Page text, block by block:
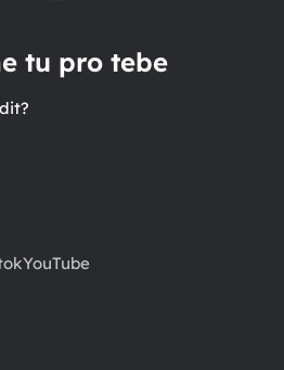
tu pro tebe
YouTube